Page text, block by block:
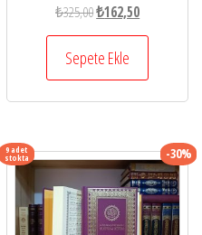
₺325,00Orijinal
fiyat:
₺325,00.
₺162,50Şu
andaki
₺162,50.
Sepete Ekle
9 adet
stokta -30%